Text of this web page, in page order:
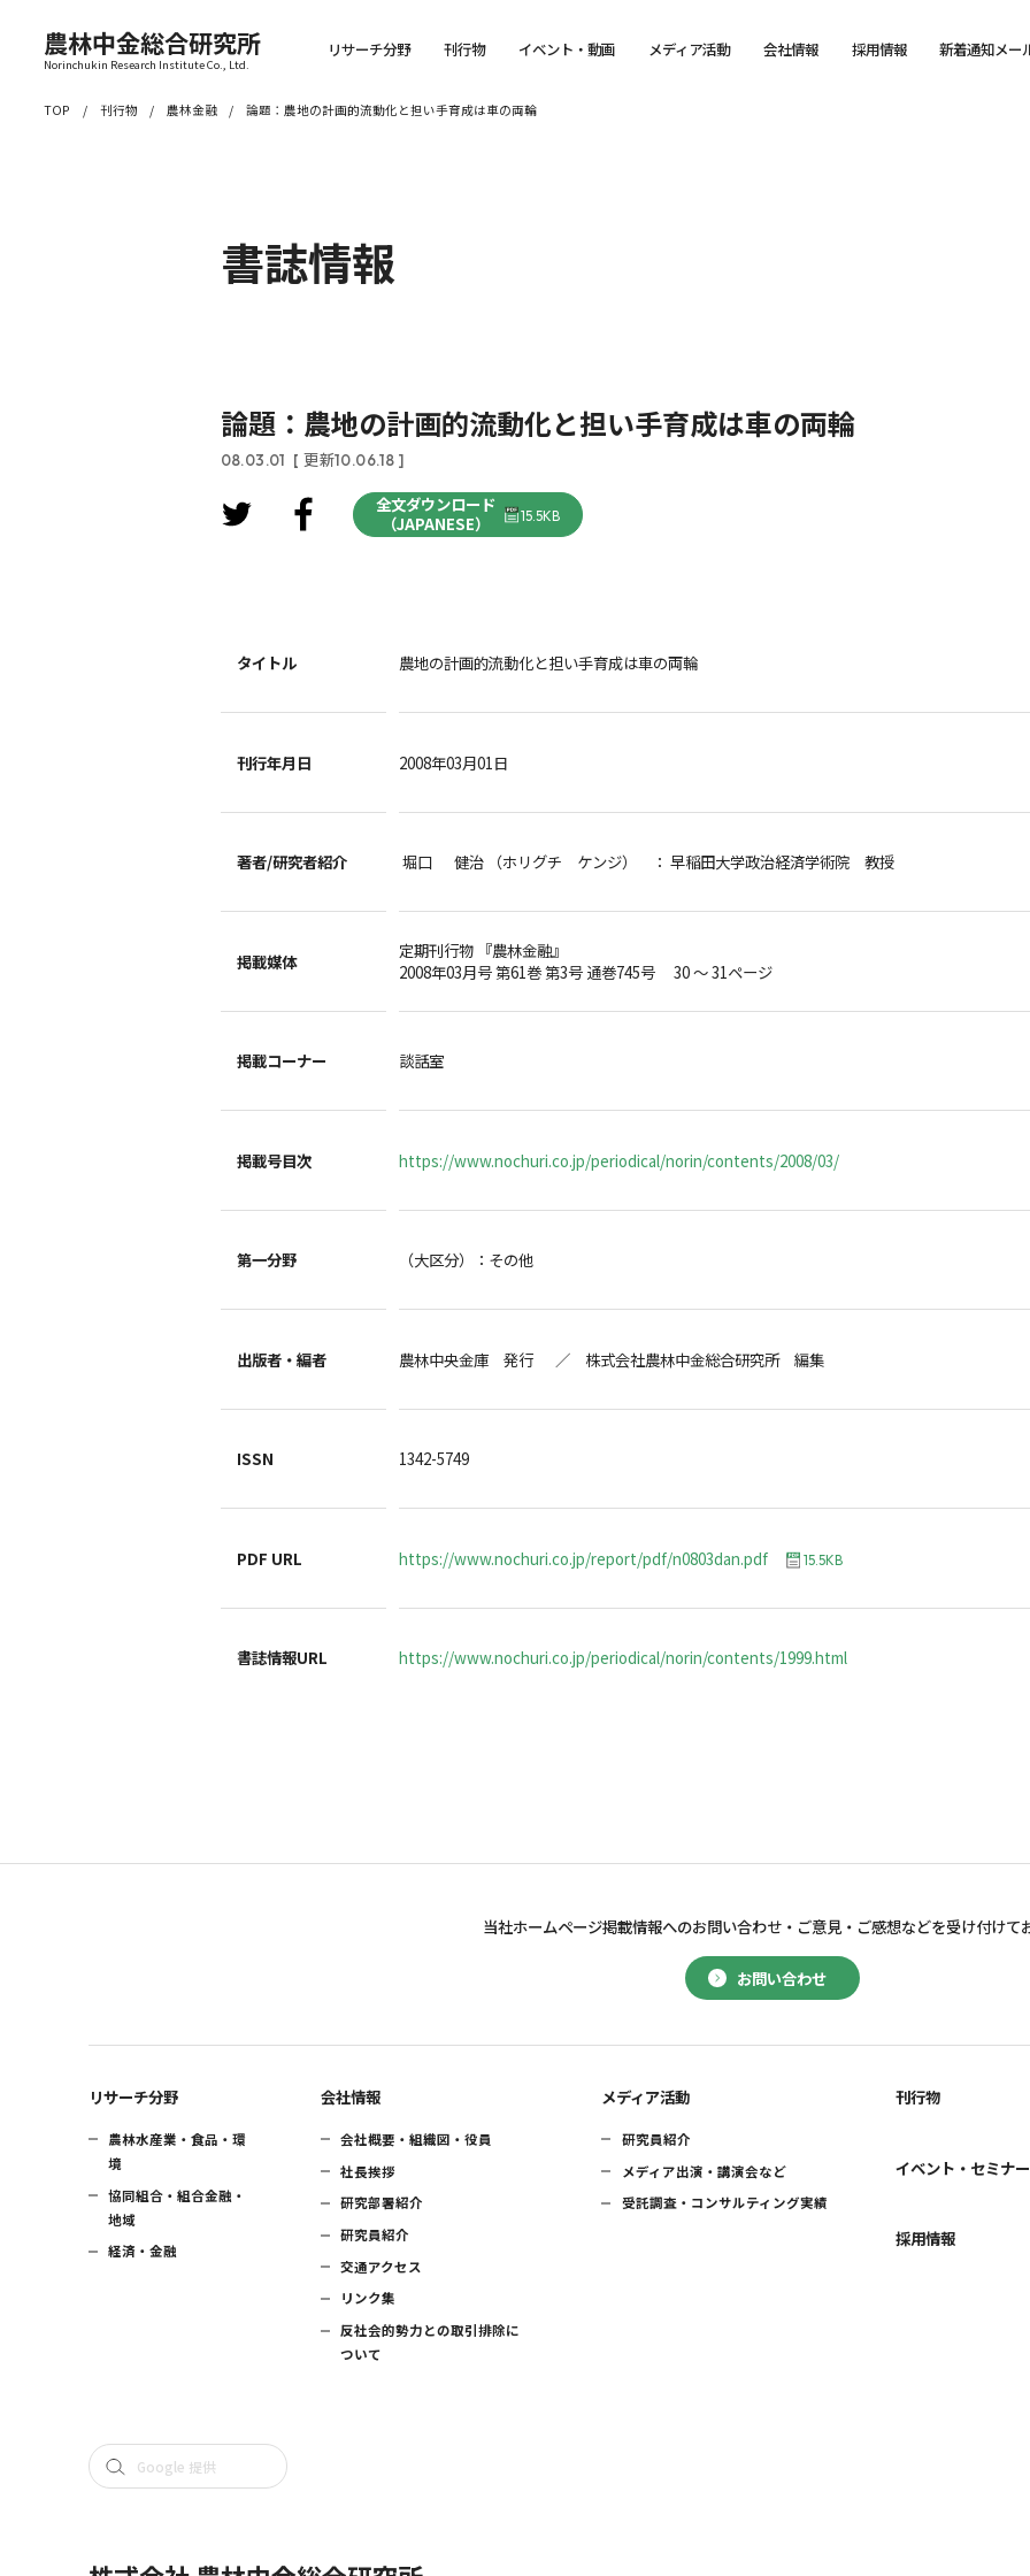
農林中金総合研究所
Norinchukin Research Institute Co., Ltd.
リサーチ分野 刊行物 イベント・動画 メディア活動 会社情報 採用情報 新着通知メー
TOP 刊行物 農林金融 論題：農地の計画的流動化と担い手育成は車の両輪
書誌情報
論題：農地の計画的流動化と担い手育成は車の両輪
08.03.01 [ 更新10.06.18 ]
全文ダウンロード
（JAPANESE）
15.5KB
タイトル 農地の計画的流動化と担い手育成は車の両輪
刊行年月日 2008年03月01日
著者/研究者紹介 堀口 健治 （ホリグチ ケンジ） ： 早稲田大学政治経済学術院 教授
掲載媒体
定期刊行物 『農林金融』
2008年03月号 第61巻 第3号 通巻745号 30 ～ 31ページ
掲載コーナー 談話室
掲載号目次 https://www.nochuri.co.jp/periodical/norin/contents/2008/03/
第一分野 （大区分）：その他
出版者・編者 農林中央金庫 発行 ／ 株式会社農林中金総合研究所 編集
ISSN 1342-5749
PDF URL https://www.nochuri.co.jp/report/pdf/n0803dan.pdf 15.5KB
書誌情報URL https://www.nochuri.co.jp/periodical/norin/contents/1999.html
お問い合わせ
当社ホームページ掲載情報へのお問い合わせ・ ご意見・ご感想などを受け付けて
リサーチ分野
農林水産業・食品・環
境
協同組合・組合金融・
地域
経済・金融
会社情報
会社概要・組織図・役員
社長挨拶
研究部署紹介
研究員紹介
交通アクセス
リンク集
反社会的勢力との取引排除に
ついて
メディア活動
研究員紹介
メディア出演・講演会など
受託調査・コンサルティング実績
刊行物
イベント・セミナー
採用情報